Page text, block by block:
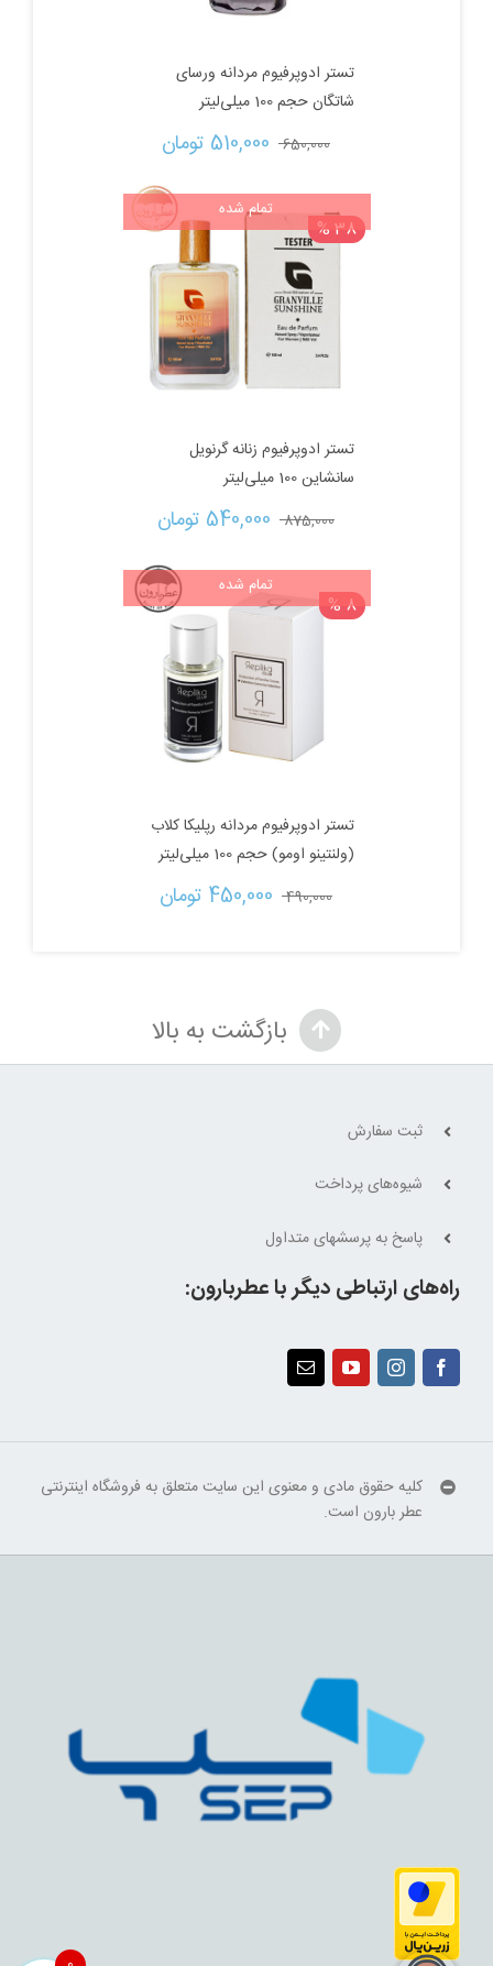
تستر ادوپرفیوم مردانه ورسای
شاتگان حجم 100 میلی‌لیتر
650,000 قیمت
اصلی:
650,000 تومان
510,000 تومان
فعلی:
510,000 تومان.
38 %
تمام شده
تستر ادوپرفیوم زنانه گرنویل
سانشاین 100 میلی‌لیتر
875,000 قیمت
اصلی:
875,000 تومان
بود.
540,000 تومان
فعلی:
540,000 تومان.
8 %
تمام شده
تستر ادوپرفیوم مردانه‌ رپلیکا کلاب
(ولنتینو اومو) حجم 100 میلی‌لیتر
490,000 قیمت
بود.
450,000 تومان
بازگشت به بالا
ثبت سفارش
شیوه‌های پرداخت
پاسخ به پرسشهای متداول
راه‌های ارتباطی دیگر با عطربارون:
کلیه حقوق مادی و معنوی این سایت متعلق به فروشگاه اینترنتی
عطر بارون است.